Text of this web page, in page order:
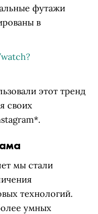
футажи
в
этот тренд
своих
мы стали
технологий.
умных